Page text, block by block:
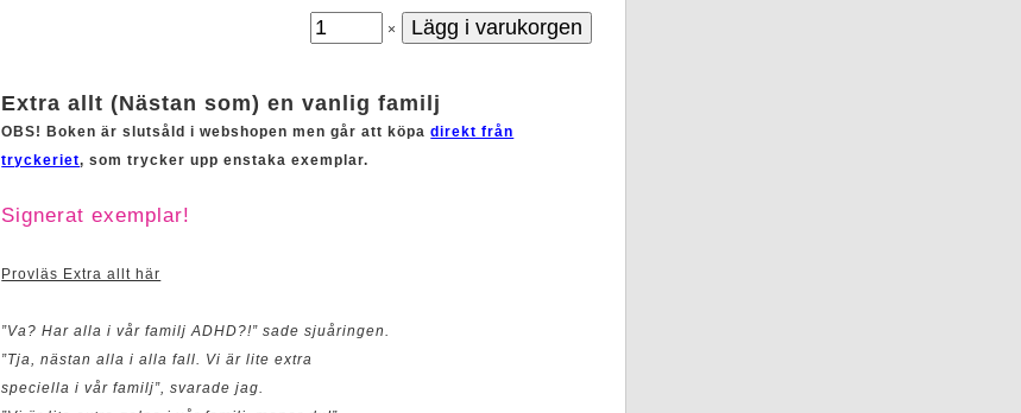
×
Extra allt (Nästan som) en vanlig familj
OBS! Boken är slutsåld i webshopen men går att köpadirekt från
tryckeriet, som trycker upp enstaka exemplar.
Signerat exemplar!
Provläs Extra allt här
”Va? Har alla i vår familj ADHD?!” sade sjuåringen.
”Tja, nästan alla i alla fall. Vi är lite extra
speciella i vår familj”, svarade jag.